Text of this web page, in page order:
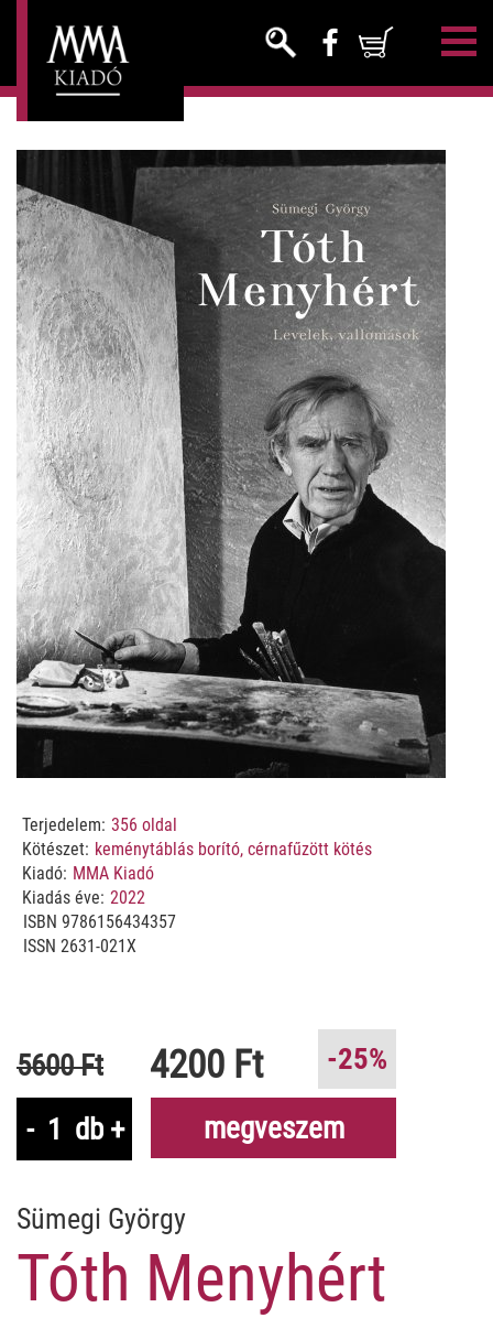
Terjedelem: 356 oldal
Kötészet: keménytáblás borító, cérnafűzött kötés
Kiadó: MMA Kiadó
Kiadás éve: 2022
ISBN 9786156434357
ISSN 2631-021X
5600 Ft 4200 Ft
-25%
-
db + megveszem
Sümegi György
Tóth Menyhért